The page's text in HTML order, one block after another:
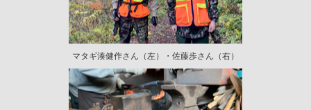
マタギ湊健作さん（左）・佐藤歩さん（右）